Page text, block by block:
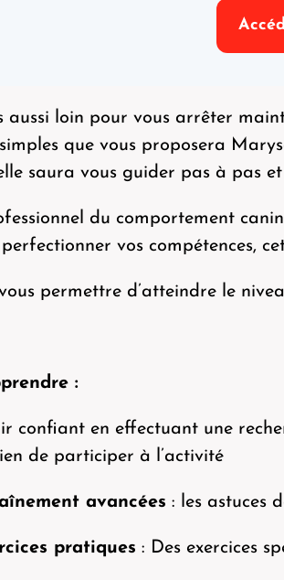
aussi loin pour vous arrêter
que vous proposera
saura vous guider pas à pas
du comportement
vos compétences,
permettre d’atteindre le
:
confiant en effectuant une
de participer à l’activité
avancées : les astuces
pratiques : Des exercices